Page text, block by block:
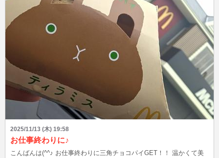
2025/11/13 (木) 19:58
お仕事終わりに♪
こんばんは(^^♪ お仕事終わりに三角チョコパイGET！！ 温かくて美